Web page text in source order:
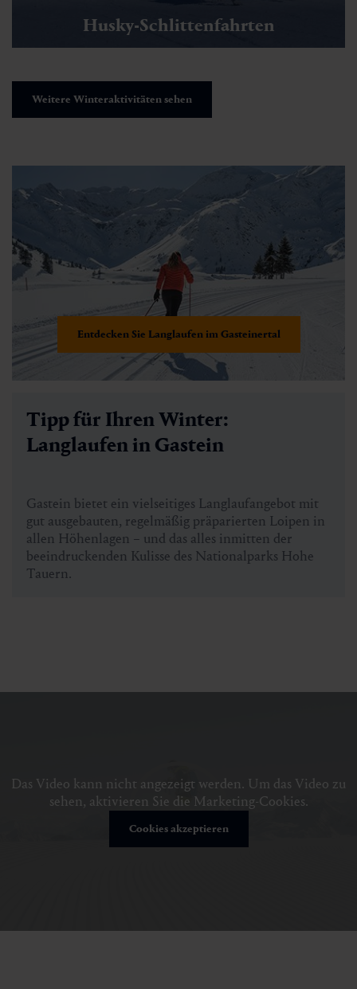
Husky-Schlittenfahrten
Weitere Winteraktivitäten sehen
Entdecken Sie Langlaufen im Gasteinertal
Tipp für Ihren Winter:
Langlaufen in Gastein
Gastein bietet ein vielseitiges Langlaufangebot mit
gut ausgebauten, regelmäßig präparierten Loipen in
allen Höhenlagen – und das alles inmitten der
beeindruckenden Kulisse des Nationalparks Hohe
Tauern.
Das Video kann nicht angezeigt werden. Um das Video zu
sehen, aktivieren Sie die Marketing-Cookies.
Cookies akzeptieren